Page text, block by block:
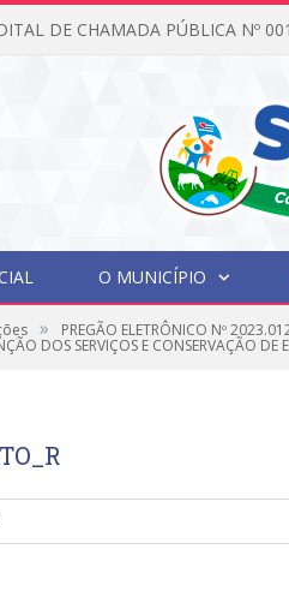
O MUNICÍPIO
» PREGÃO ELETRÔNICO Nº
DOS SERVIÇOS E CONSERVAÇÃO DE